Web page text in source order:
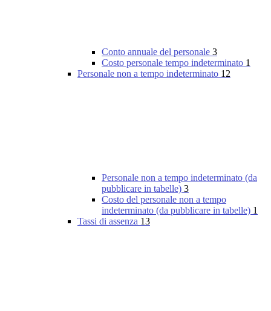
Conto annuale del personale 3
Costo personale tempo indeterminato 1
Personale non a tempo indeterminato 12
Personale non a tempo indeterminato (da
pubblicare in tabelle) 3
Costo del personale non a tempo
indeterminato (da pubblicare in tabelle) 1
Tassi di assenza 13